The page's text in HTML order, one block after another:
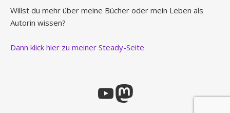
Willst du mehr über meine Bücher oder mein Leben als
Autorin wissen?
Dann klick hier zu meiner Steady-Seite
YouTubeMastodon